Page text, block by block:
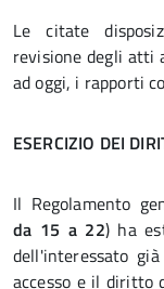
Le citate
revisione degli atti
ad oggi, i rapporti
ESERCIZIO DEI
Il Regolamento
da 15 a 22) ha
dell'interessato
accesso e il diritto